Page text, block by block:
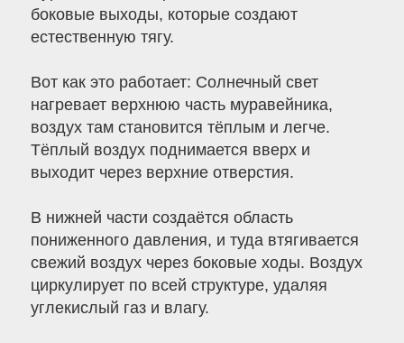
боковые выходы, которые создают
естественную тягу.
Вот как это работает: Солнечный свет
нагревает верхнюю часть муравейника,
воздух там становится тёплым и легче.
Тёплый воздух поднимается вверх и
выходит через верхние отверстия.
В нижней части создаётся область
пониженного давления, и туда втягивается
свежий воздух через боковые ходы. Воздух
циркулирует по всей структуре, удаляя
углекислый газ и влагу.